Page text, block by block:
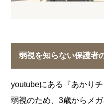
弱視を知らない保護者
youtubeにある『あかりチ
弱視のため、3歳からメ